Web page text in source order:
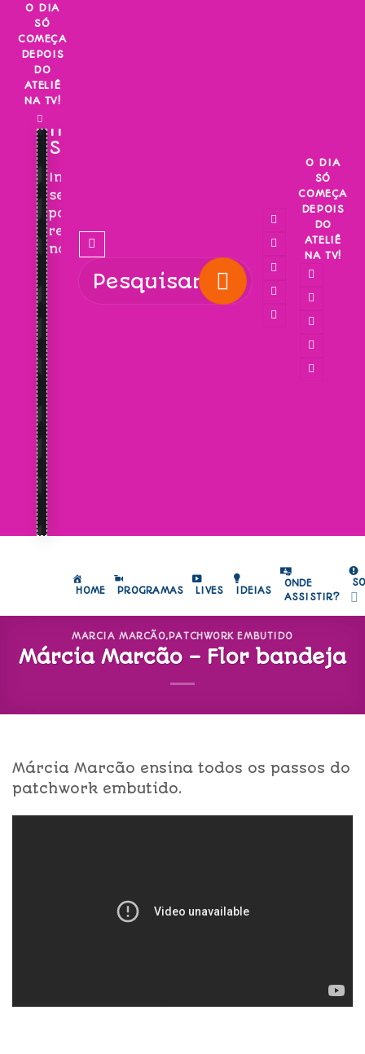
Skip
content
O DIA
SÓ
COMEÇA
DEPOIS
DO
ATELIÊ
NA TV!
INSCREVA-
SE!
Inscreva-
se
para
receber
novidades!
O DIA
SÓ
COMEÇA
DEPOIS
DO
ATELIÊ
NA TV!
HOME PROGRAMAS LIVES IDEIAS
ONDE
ASSISTIR?
MARCIA MARCÃO, PATCHWORK EMBUTIDO
Márcia Marcão – Flor bandeja
Márcia Marcão ensina todos os passos do
patchwork embutido.